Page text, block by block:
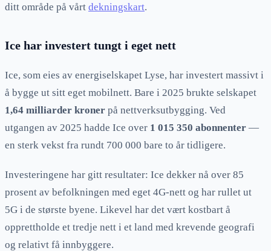
ditt område på vårt dekningskart.
Ice har investert tungt i eget nett
Ice, som eies av energiselskapet Lyse, har investert massivt i
å bygge ut sitt eget mobilnett. Bare i 2025 brukte selskapet
1,64 milliarder kroner på nettverksutbygging. Ved
utgangen av 2025 hadde Ice over 1 015 350 abonnenter —
en sterk vekst fra rundt 700 000 bare to år tidligere.
Investeringene har gitt resultater: Ice dekker nå over 85
prosent av befolkningen med eget 4G-nett og har rullet ut
5G i de største byene. Likevel har det vært kostbart å
opprettholde et tredje nett i et land med krevende geografi
og relativt få innbyggere.